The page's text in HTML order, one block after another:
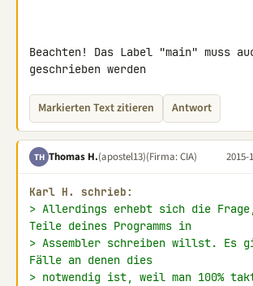
Beachten! Das Label "main" muss
geschrieben werden
Markierten Text zitieren Antwort
TH Thomas H.(apostel13)(Firma: CIA) 2015-
Karl H. schrieb:
> Allerdings erhebt sich die Frage,
Teile deines Programms in
> Assembler schreiben willst. Es
Fälle an denen dies
> notwendig ist, weil man 100%